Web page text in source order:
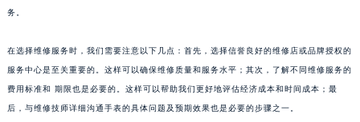
务。
在选择维修服务时，我们需要注意以下几点：首先，选择信誉良好的维修店或品牌授权的
服务中心是至关重要的。这样可以确保维修质量和服务水平；其次，了解不同维修服务的
费用标准和 期限也是必要的。这样可以帮助我们更好地评估经济成本和时间成本；最
后，与维修技师详细沟通手表的具体问题及预期效果也是必要的步骤之一。